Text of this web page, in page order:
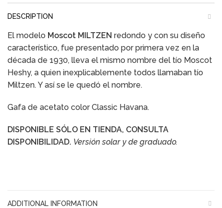
DESCRIPTION
El modelo Moscot MILTZEN redondo y con su diseño
característico, fue presentado por primera vez en la
década de 1930, lleva el mismo nombre del tío Moscot
Heshy, a quien inexplicablemente todos llamaban tío
Miltzen. Y así se le quedó el nombre.
Gafa de acetato color Classic Havana.
DISPONIBLE SÓLO EN TIENDA, CONSULTA
DISPONIBILIDAD. Versión solar y de graduado.
ADDITIONAL INFORMATION